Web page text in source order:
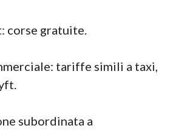
corse gratuite.
tariffe simili a taxi,
subordinata a